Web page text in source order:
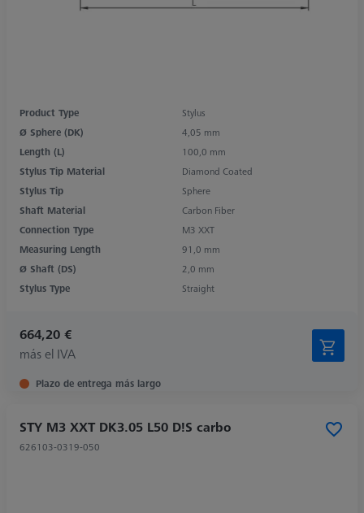
Product Type
Stylus
Ø Sphere (DK)
4,05 mm
Length (L)
100,0 mm
Stylus Tip Material
Diamond Coated
Stylus Tip
Sphere
Shaft Material
Carbon Fiber
Connection Type
M3 XXT
Measuring Length
91,0 mm
Ø Shaft (DS)
2,0 mm
Stylus Type
Straight
664,20 €
más el IVA
Plazo de entrega más largo
STY M3 XXT DK3.05 L50 D!S carbo
626103-0319-050